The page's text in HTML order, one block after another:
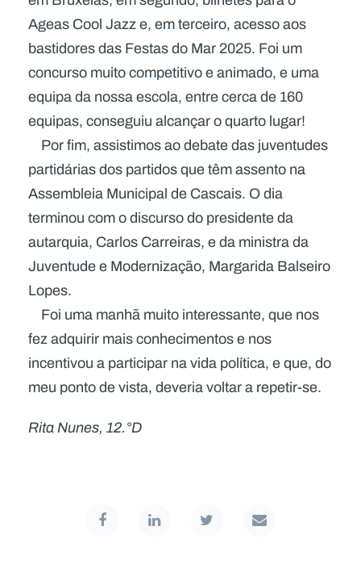
Ageas Cool Jazz e, em terceiro, acesso aos
bastidores das Festas do Mar 2025. Foi um
concurso muito competitivo e animado, e uma
equipa da nossa escola, entre cerca de 160
equipas, conseguiu alcançar o quarto lugar!
Por fim, assistimos ao debate das juventudes
partidárias dos partidos que têm assento na
Assembleia Municipal de Cascais. O dia
terminou com o discurso do presidente da
autarquia, Carlos Carreiras, e da ministra da
Juventude e Modernização, Margarida Balseiro
Lopes.
Foi uma manhã muito interessante, que nos
fez adquirir mais conhecimentos e nos
incentivou a participar na vida política, e que, do
meu ponto de vista, deveria voltar a repetir-se.
Rita Nunes, 12.°D